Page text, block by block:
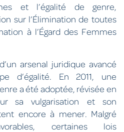
et l’égalité de genre,
sur l’Élimination de toutes
à l’Égard des Femmes
arsenal juridique avancé
d’égalité. En 2011, une
a été adoptée, révisée en
sa vulgarisation et son
encore à mener. Malgré
certaines lois